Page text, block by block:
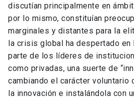
discutían principalmente en
por lo mismo, constituían
marginales y distantes para la
la crisis global ha despertado en
parte de los líderes de
como privadas, una suerte de
cambiando el carácter voluntario
la innovación e instalándola con